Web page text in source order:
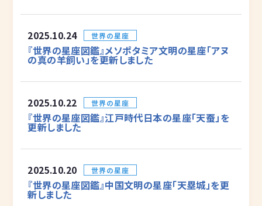
2025.10.24 世界の星座
『世界の星座図鑑』メソポタミア文明の星座「アヌ
の真の羊飼い」を更新しました
2025.10.22 世界の星座
『世界の星座図鑑』江戸時代日本の星座「天蚕」を
更新しました
2025.10.20 世界の星座
『世界の星座図鑑』中国文明の星座「天塁城」を更
新しました